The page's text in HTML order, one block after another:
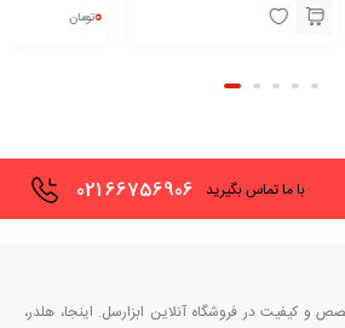
0تومان
66756906
021 با ما تماس بگیرید
کیفیت در فروشگاه آنلاین ابزارسل. اینجا، هلدر،